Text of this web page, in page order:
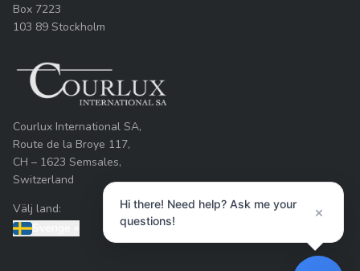
Box 7223
103 89 Stockholm
Courlux International SA,
Route de la Broye 117,
CH – 1623 Semsales,
Switzerland
Välj land:
Hi there! Need help? Ask me your
questions!
×